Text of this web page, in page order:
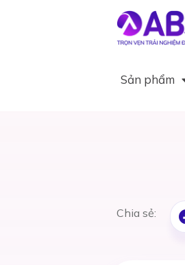
Sản phẩm
Chia sẻ: